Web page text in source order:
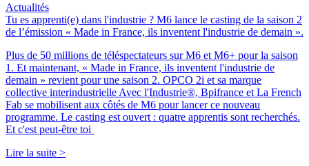
Actualités
Tu es apprenti(e) dans l'industrie ? M6 lance le casting de la saison 2
de l’émission « Made in France, ils inventent l'industrie de demain ».
Plus de 50 millions de téléspectateurs sur M6 et M6+ pour la saison
1. Et maintenant, « Made in France, ils inventent l'industrie de
demain » revient pour une saison 2. OPCO 2i et sa marque
collective interindustrielle Avec l'Industrie®, Bpifrance et La French
Fab se mobilisent aux côtés de M6 pour lancer ce nouveau
programme. Le casting est ouvert : quatre apprentis sont recherchés.
Et c'est peut-être toi
Lire la suite >